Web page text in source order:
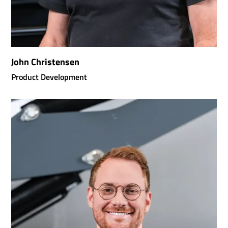
John Christensen
Product Development